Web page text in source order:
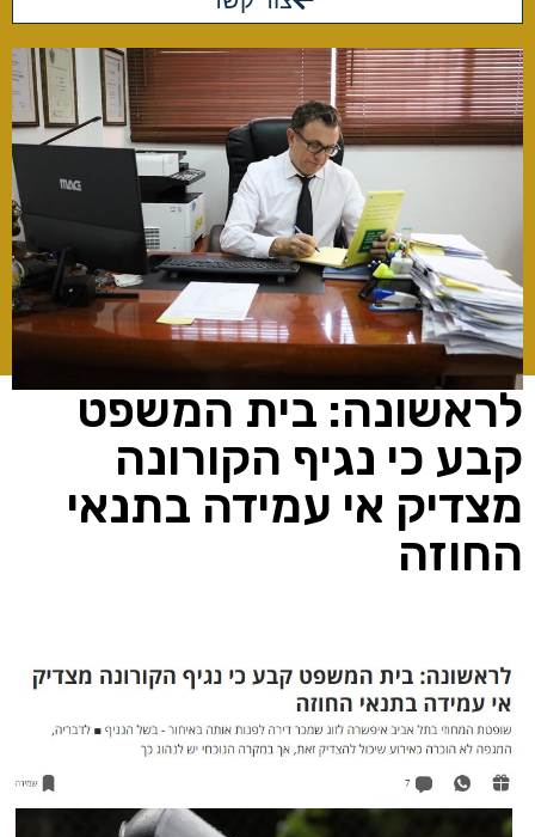
לראשונה: בית המשפט
קבע כי נגיף הקורונה
מצדיק אי עמידה בתנאי
החוזה